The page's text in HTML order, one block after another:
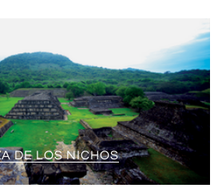
DE LOS NICHOS